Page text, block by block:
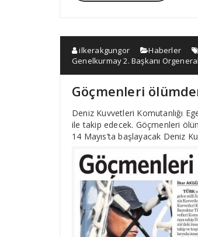
ilkerakgungor Haberler
Genelkurmay 2. Başkanı
Göçmenleri
Deniz Kuvvetleri Komutanlığı
ile takip edecek. Göçmenleri
14 Mayıs’ta başlayacak Deniz